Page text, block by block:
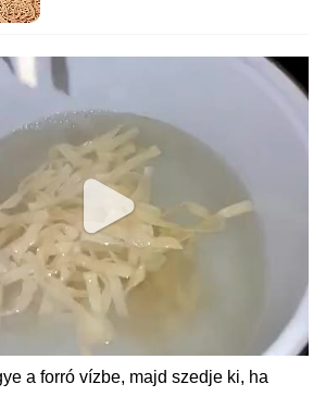
a forró vízbe, majd szedje ki, ha